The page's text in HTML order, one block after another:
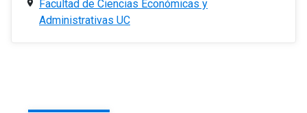
Facultad de Ciencias Económicas y
Administrativas UC